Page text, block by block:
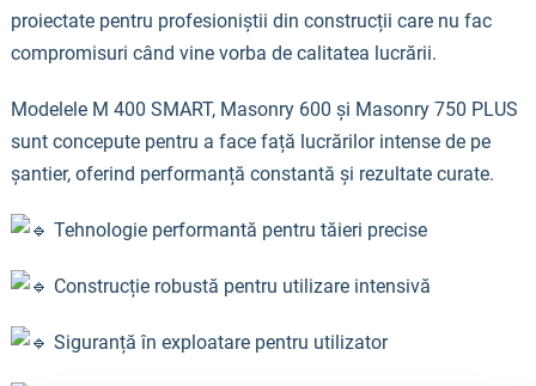
proiectate pentru profesioniștii din construcții care nu fac
compromisuri când vine vorba de calitatea lucrării.
Modelele M 400 SMART, Masonry 600 și Masonry 750 PLUS
sunt concepute pentru a face față lucrărilor intense de pe
șantier, oferind performanță constantă și rezultate curate.
Tehnologie performantă pentru tăieri precise
Construcție robustă pentru utilizare intensivă
Siguranță în exploatare pentru utilizator